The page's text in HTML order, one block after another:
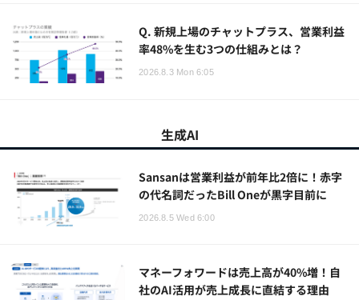
Q. 新規上場のチャットプラス、営業利益
率48%を生む3つの仕組みとは？
2026.8.3 Mon 6:05
生成AI
Sansanは営業利益が前年比2倍に！赤字
の代名詞だったBill Oneが黒字目前に
2026.8.5 Wed 6:00
マネーフォワードは売上高が40%増！自
社のAI活用が売上成長に直結する理由